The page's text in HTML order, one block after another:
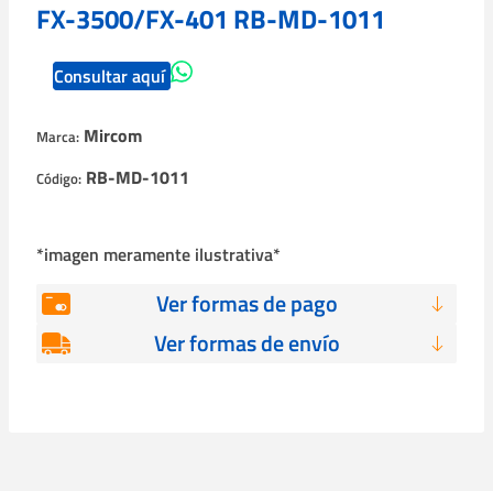
FX-3500/FX-401 RB-MD-1011
Consultar aquí
Marca: Mircom
Código: RB-MD-1011
*imagen meramente ilustrativa*
Ver formas de pago
Ver formas de envío